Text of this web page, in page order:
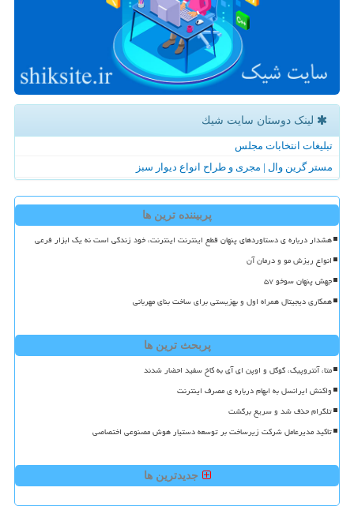
لینک دوستان سایت شیك
تبلیغات انتخابات مجلس
مستر گرین وال | مجری و طراح انواع دیوار سبز
پربیننده ترین ها
هشدار درباره ی دستاوردهای پنهان قطع اینترنت اینترنت، خود زندگی است نه یک ابزار فرعی
انواع ریزش مو و درمان آن
جهش پنهان سوخو ۵۷
همکاری دیجیتال همراه اول و بهزیستی برای ساخت بنای مهربانی
پربحث ترین ها
متا، آنتروپیک، گوگل و اوپن ای آی به کاخ سفید احضار شدند
واکنش ایرانسل به ابهام درباره ی مصرف اینترنت
تلگرام حذف شد و سریع برگشت
تاکید مدیرعامل شرکت زیرساخت بر توسعه دستیار هوش مصنوعی اختصاصی
جدیدترین ها